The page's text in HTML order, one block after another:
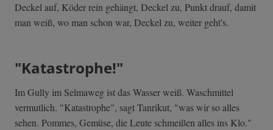
Deckel auf, Köder rein gehängt, Deckel zu, Punkt drauf, damit
man weiß, wo man schon war, Deckel zu, weiter geht's.
"Katastrophe!"
Im Gully im Selmaweg ist das Wasser weiß. Waschmittel
vermutlich. "Katastrophe", sagt Tanrikut, "was wir so alles
sehen. Pommes, Gemüse, die Leute schmeißen alles ins Klo."